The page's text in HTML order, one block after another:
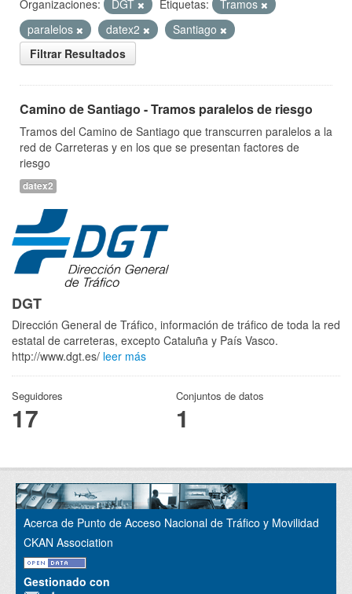
Organizaciones: DGT Etiquetas:
Tramos
paralelos
datex2
Santiago
Filtrar Resultados
Camino de Santiago - Tramos paralelos de riesgo
Tramos del Camino de Santiago que transcurren paralelos a la
red de Carreteras y en los que se presentan factores de
riesgo
datex2
DGT
Dirección General de Tráfico, información de tráfico de toda la red
estatal de carreteras, excepto Cataluña y País Vasco.
http://www.dgt.es/ leer más
Seguidores
17
Conjuntos de datos
1
Acerca de Punto de Acceso Nacional de Tráfico y Movilidad
CKAN Association
Gestionado con